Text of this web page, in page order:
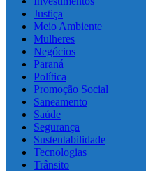
Justiça
Meio Ambiente
Mulheres
Negócios
Paraná
Política
Promoção Social
Saneamento
Saúde
Segurança
Sustentabilidade
Tecnologias
Trânsito